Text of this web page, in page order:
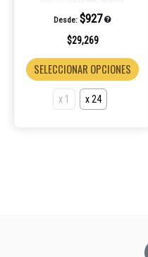
Desde: $927
$29,269
SELECCIONAR OPCIONES
x 1 x 24